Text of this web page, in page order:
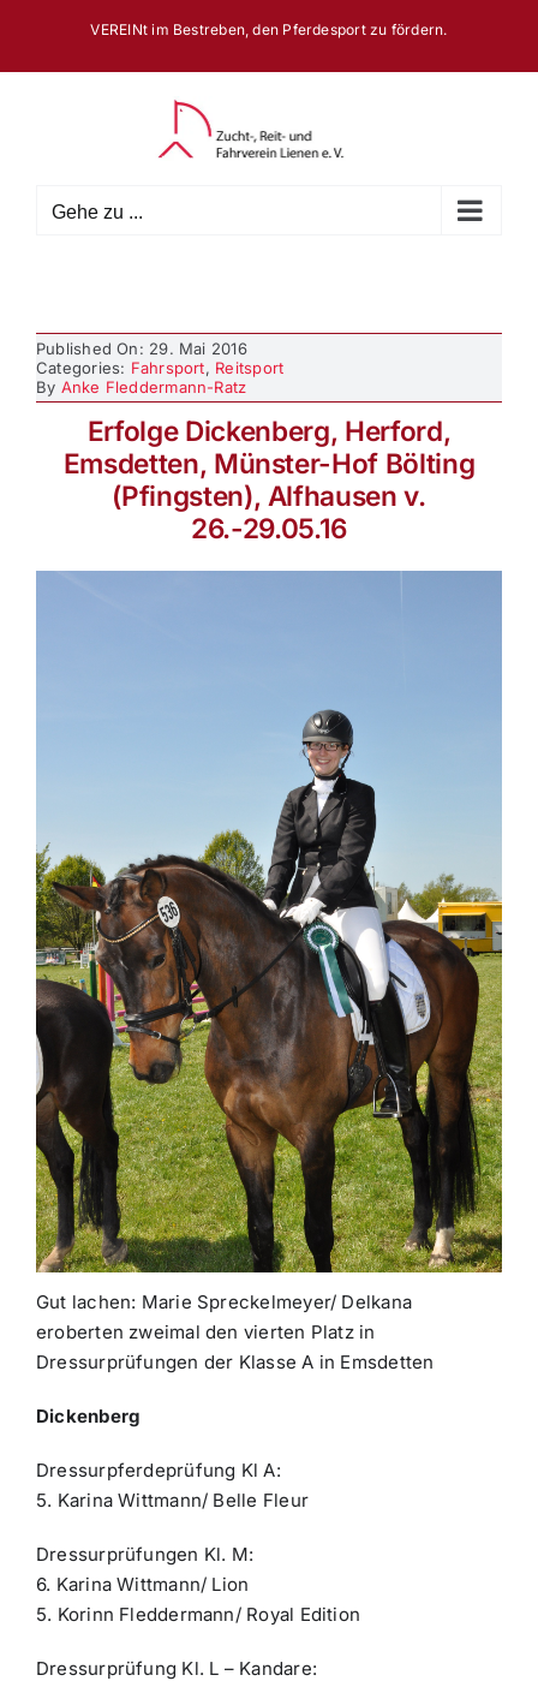
springen
VEREINt im Bestreben, den Pferdesport zu fördern.
Gehe zu ...
Published On: 29. Mai 2016
Categories: Fahrsport, Reitsport
By Anke Fleddermann-Ratz
Erfolge Dickenberg, Herford,
Emsdetten, Münster-Hof Bölting
(Pfingsten), Alfhausen v.
26.-29.05.16
Gut lachen: Marie Spreckelmeyer/ Delkana
eroberten zweimal den vierten Platz in
Dressurprüfungen der Klasse A in Emsdetten
Dickenberg
Dressurpferdeprüfung Kl A:
5. Karina Wittmann/ Belle Fleur
Dressurprüfungen Kl. M:
6. Karina Wittmann/ Lion
5. Korinn Fleddermann/ Royal Edition
Dressurprüfung Kl. L – Kandare: